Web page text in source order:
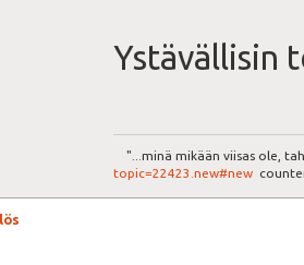
Ystävällisin
"...minä mikään viisas ole,
topic=22423.new#new